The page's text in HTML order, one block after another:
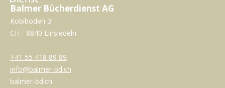
Balmer Bücherdienst AG
Kobiboden 3
CH - 8840 Einsiedeln
+41 55 418 89 89
info@balmer-bd.ch
balmer-bd.ch